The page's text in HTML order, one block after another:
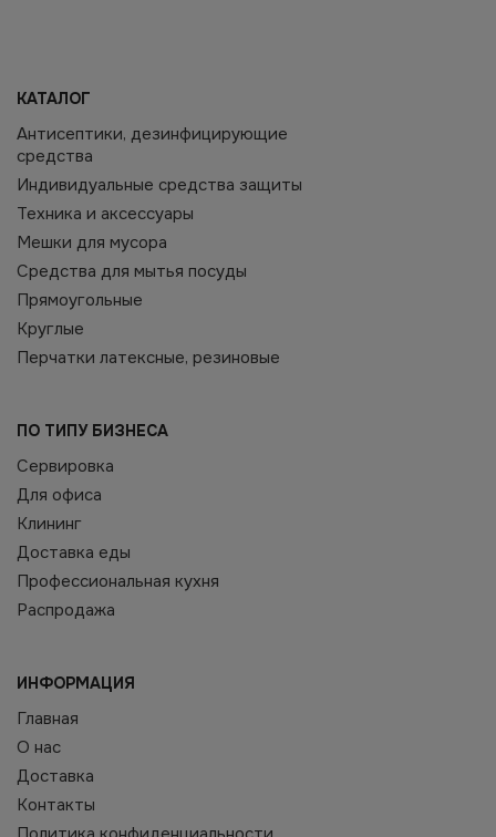
КАТАЛОГ
Антисептики, дезинфицирующие
средства
Индивидуальные средства защиты
Техника и аксессуары
Мешки для мусора
Средства для мытья посуды
Прямоугольные
Круглые
Перчатки латексные, резиновые
ПО ТИПУ БИЗНЕСА
Сервировка
Для офиса
Клининг
Доставка еды
Профессиональная кухня
Распродажа
ИНФОРМАЦИЯ
Главная
О нас
Доставка
Контакты